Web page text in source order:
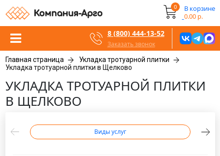
0
В корзине
0.00 р.
8 (800) 444-13-52
Заказать звонок
Главная страница
Укладка тротуарной плитки
Укладка тротуарной плитки в Щелково
УКЛАДКА ТРОТУАРНОЙ ПЛИТКИ
В ЩЕЛКОВО
Виды услуг